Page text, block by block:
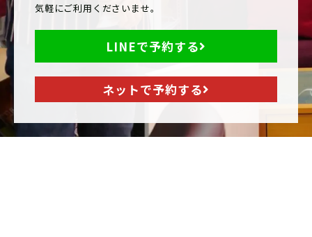
気軽にご利用くださいませ。
LINEで予約する
ネットで予約する